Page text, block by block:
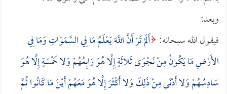
وبعد:
فيقول الله سبحانه: أَلَمْ تَرَ أَنَّ اللَّهَ يَعْلَمُ مَا فِي السَّمَوَاتِ وَمَا فِي
الأَرْضِ مَا يَكُونُ مِنْ نَجْوَى ثَلاثَةٍ إِلَّا هُوَ رَابِعُهُمْ وَلا خَمْسَةٍ إِلَّا هُوَ
سَادِسُهُمْ وَلا أَدْنَى مِنْ ذَلِكَ وَلا أَكْثَرَ إِلَّا هُوَ مَعَهُمْ أَيْنَ مَا كَانُوا ثُمَّ